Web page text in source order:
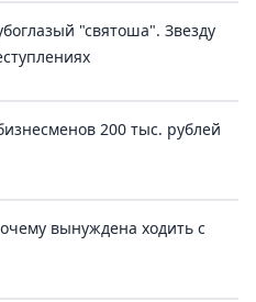
"святоша". Звезду
200 тыс. рублей
вынуждена ходить с